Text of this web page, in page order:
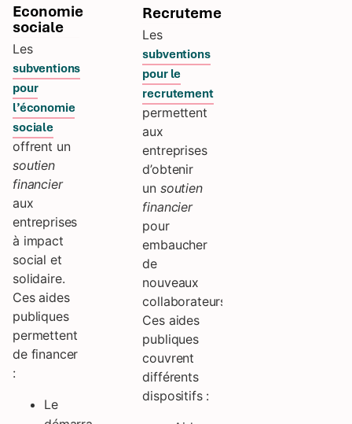
Economie
sociale
Les
subventions
pour
l’économie
sociale
offrent un
soutien
financier
aux
entreprises
à impact
social et
solidaire.
Ces aides
publiques
permettent
de financer
:
Le
Recrutement
Les
subventions
pour le
recrutement
permettent
aux
entreprises
d’obtenir
un soutien
financier
pour
embaucher
de
nouveaux
collaborateurs.
Ces aides
publiques
couvrent
différents
dispositifs :